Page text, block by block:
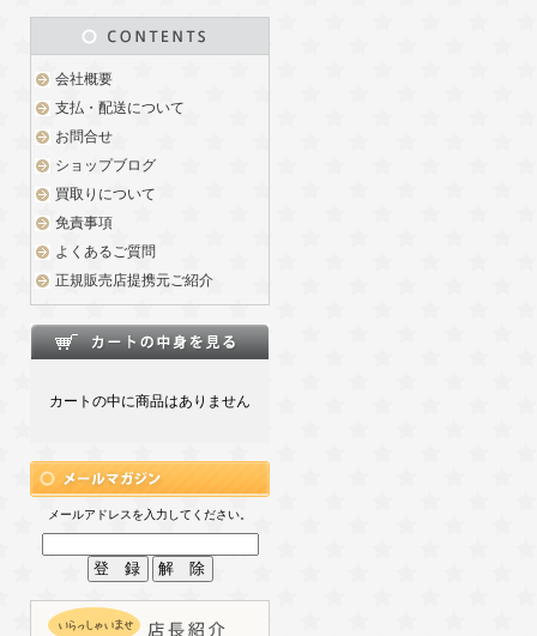
会社概要
支払・配送について
お問合せ
ショップブログ
買取りについて
免責事項
よくあるご質問
正規販売店提携元ご紹介
カートの中に商品はありません
メールアドレスを入力してください。